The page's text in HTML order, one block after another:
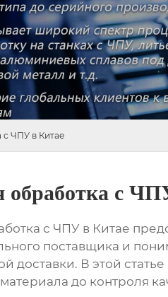
с ЧПУ в Китае
обработка с
с ЧПУ в Китае
поставщика и
доставки. В этой
до контроля